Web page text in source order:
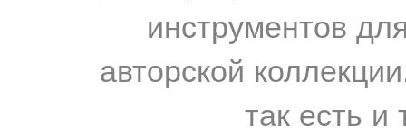
инструментов
авторской
так есть и